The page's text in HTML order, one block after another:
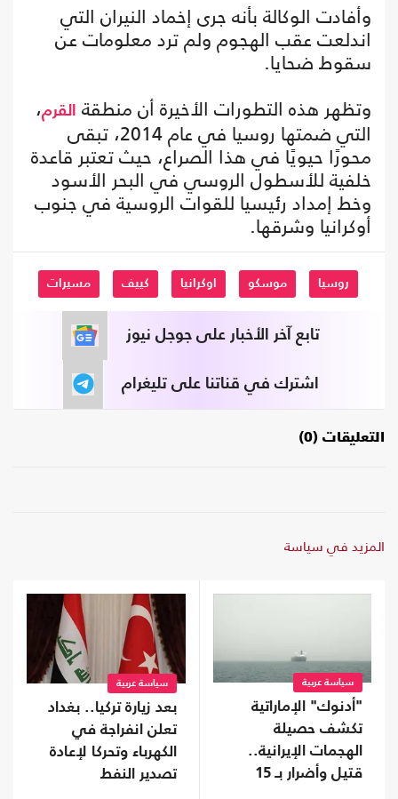
وأفادت الوكالة بأنه جرى إخماد النيران التي
اندلعت عقب الهجوم ولم ترد معلومات عن
سقوط ضحايا.
وتظهر هذه التطورات الأخيرة أن منطقة
القرم،
التي ضمتها روسيا في عام 2014، تبقى
محورًا حيويًا في هذا الصراع، حيث تعتبر قاعدة
خلفية للأسطول الروسي في البحر الأسود
وخط إمداد رئيسيا للقوات الروسية في جنوب
أوكرانيا وشرقها.
روسيا موسكو اوكرانيا كييف مسيرات
تابع آخر الأخبار على جوجل نيوز
اشترك في قناتنا على تليغرام
التعليقات (0)
المزيد في سياسة
سياسة عربية
"أدنوك" الإماراتية
تكشف حصيلة
الهجمات الإيرانية..
قتيل وأضرار بـ 15
سياسة عربية
بعد زيارة تركيا.. بغداد
تعلن انفراجة في
الكهرباء وتحركا لإعادة
تصدير النفط